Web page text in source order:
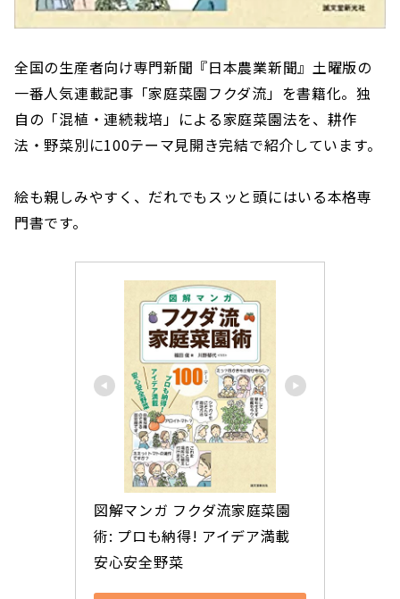
全国の生産者向け専門新聞『日本農業新聞』土曜版の
一番人気連載記事「家庭菜園フクダ流」を書籍化。独
自の「混植・連続栽培」による家庭菜園法を、耕作
法・野菜別に100テーマ見開き完結で紹介しています。
絵も親しみやすく、だれでもスッと頭にはいる本格専
門書です。
図解マンガ フクダ流家庭菜園
術: プロも納得! アイデア満載
安心安全野菜